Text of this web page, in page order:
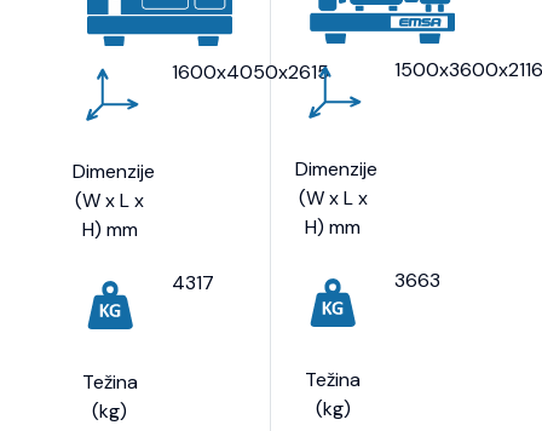
Dimenzije
(W x L x
H) mm
1600x4050x2615
Težina
(kg)
4317
Dimenzije
(W x L x
H) mm
Težina
(kg)
3663